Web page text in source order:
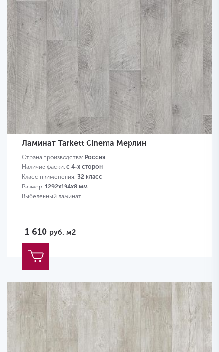
Ламинат Tarkett Cinema Мерлин
Страна производства: Россия
Наличие фаски: с 4-х сторон
Класс применения: 32 класс
Размер: 1292х194х8 мм
Выбеленный ламинат
1 610 руб. м2